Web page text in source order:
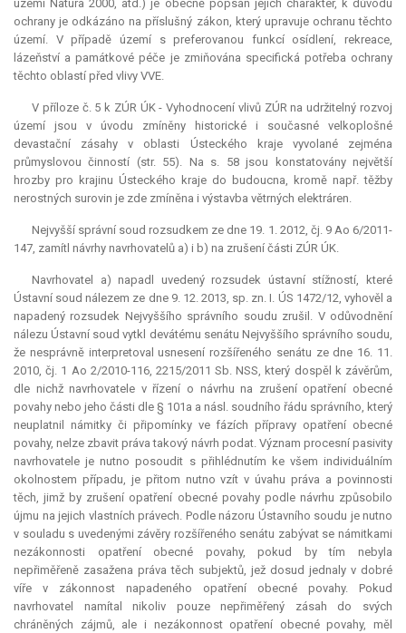
území Natura 2000, atd.) je obecně popsán jejich charakter, k důvodu
ochrany je odkázáno na příslušný zákon, který upravuje ochranu těchto
území. V případě území s preferovanou funkcí osídlení, rekreace,
lázeňství a památkové péče je zmiňována specifická potřeba ochrany
těchto oblastí před vlivy VVE.
V příloze č. 5 k ZÚR ÚK - Vyhodnocení vlivů ZÚR na udržitelný rozvoj
území jsou v úvodu zmíněny historické i současné velkoplošné
devastační zásahy v oblasti Ústeckého kraje vyvolané zejména
průmyslovou činností (str. 55). Na s. 58 jsou konstatovány největší
hrozby pro krajinu Ústeckého kraje do budoucna, kromě např. těžby
nerostných surovin je zde zmíněna i výstavba větrných elektráren.
Nejvyšší správní soud rozsudkem ze dne 19. 1. 2012, čj. 9 Ao 6/2011-
147, zamítl návrhy navrhovatelů a) i b) na zrušení části ZÚR ÚK.
Navrhovatel a) napadl uvedený rozsudek ústavní stížností, které
Ústavní soud nálezem ze dne 9. 12. 2013, sp. zn. I. ÚS 1472/12, vyhověl a
napadený rozsudek Nejvyššího správního soudu zrušil. V odůvodnění
nálezu Ústavní soud vytkl devátému senátu Nejvyššího správního soudu,
že nesprávně interpretoval usnesení rozšířeného senátu ze dne 16. 11.
2010, čj. 1 Ao 2/2010-116, 2215/2011 Sb. NSS, který dospěl k závěrům,
dle nichž navrhovatele v řízení o návrhu na zrušení opatření obecné
povahy nebo jeho části dle § 101a a násl. soudního řádu správního, který
neuplatnil námitky či připomínky ve fázích přípravy opatření obecné
povahy, nelze zbavit práva takový návrh podat. Význam procesní pasivity
navrhovatele je nutno posoudit s přihlédnutím ke všem individuálním
okolnostem případu, je přitom nutno vzít v úvahu práva a povinnosti
těch, jimž by zrušení opatření obecné povahy podle návrhu způsobilo
újmu na jejich vlastních právech. Podle názoru Ústavního soudu je nutno
v souladu s uvedenými závěry rozšířeného senátu zabývat se námitkami
nezákonnosti opatření obecné povahy, pokud by tím nebyla
nepřiměřeně zasažena práva těch subjektů, jež dosud jednaly v dobré
víře v zákonnost napadeného opatření obecné povahy. Pokud
navrhovatel namítal nikoliv pouze nepřiměřený zásah do svých
chráněných zájmů, ale i nezákonnost opatření obecné povahy, měl